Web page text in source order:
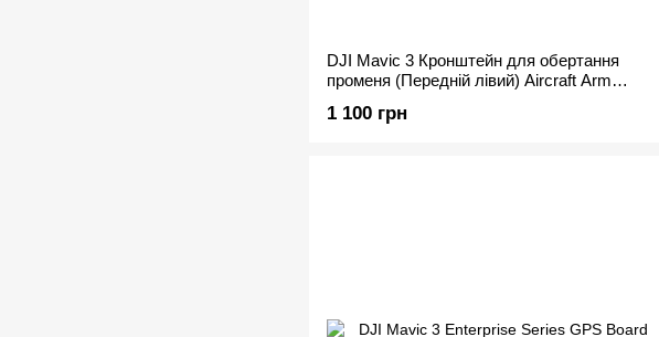
DJI Mavic 3 Кронштейн для обертання
променя (Передній лівий) Aircraft Arm
1 100 грн